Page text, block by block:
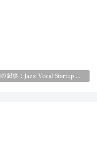
前の記事：Jazz Vocal Startup Class はじめてのジャズ・ヴォーカル